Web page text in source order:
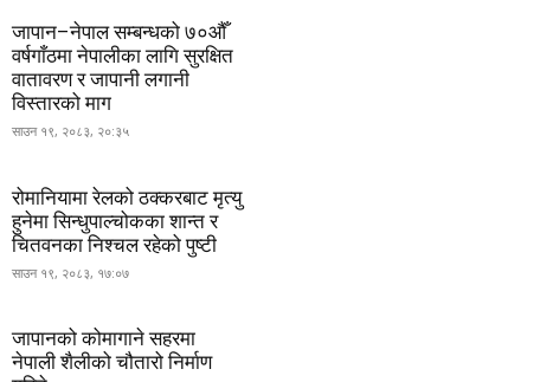
जापान–नेपाल सम्बन्धको ७०औँ
वर्षगाँठमा नेपालीका लागि सुरक्षित
वातावरण र जापानी लगानी
विस्तारको माग
साउन १९, २०८३, २०:३५
रोमानियामा रेलको ठक्करबाट मृत्यु
हुनेमा सिन्धुपाल्चोकका शान्त र
चितवनका निश्चल रहेको पुष्टी
साउन १९, २०८३, १७:०७
जापानको कोमागाने सहरमा
नेपाली शैलीको चौतारो निर्माण